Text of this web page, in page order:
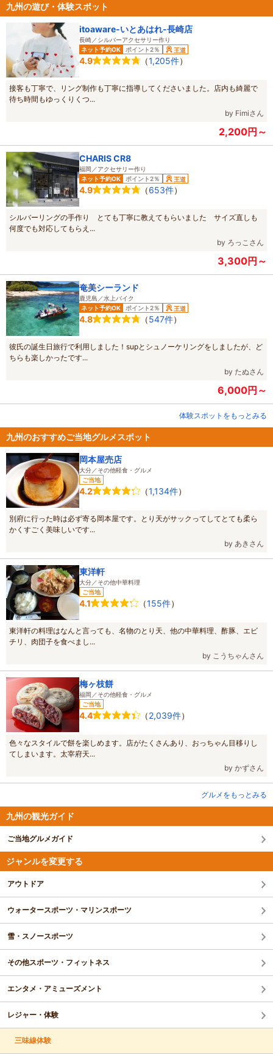
九州の遊び・体験スポット
itoaware-いとあはれ-長崎店
長崎／シルバーアクセサリー作り
ネット予約OK
ポイント2％ 王道
4.9 （1,205件）
接客も丁寧で、リング制作も丁寧に指導してくださいました。店内も綺麗で
待ち時間もゆっくりくつ...
by Fimiさん
2,200円～
CHARIS CR8
福岡／アクセサリー作り
ネット予約OK
ポイント2％ 王道
4.9 （653件）
シルバーリングの手作り とても丁寧に教えてもらいました サイズ直しも
何度でも対応してもらえ...
by ろっこさん
3,300円～
奄美シーランド
鹿児島／水上バイク
ネット予約OK
ポイント2％ 王道
4.8 （547件）
彼氏の誕生日旅行で利用しました！supとシュノーケリングをしましたが、ど
ちらも楽しかったです...
by たぬさん
6,000円～
体験スポットをもっとみる
九州のおすすめご当地グルメスポット
岡本屋売店
大分／その他軽食・グルメ
ご当地
4.2 （1,134件）
別府に行った時は必ず寄る岡本屋です。とり天がサックってしてとても柔ら
かくすごく美味しいです...
by あきさん
東洋軒
大分／その他中華料理
ご当地
4.1 （155件）
東洋軒の料理はなんと言っても、名物のとり天、他の中華料理、酢豚、エビ
チリ、肉団子を食べまし...
by こうちゃんさん
梅ヶ枝餅
福岡／その他軽食・グルメ
ご当地
4.4 （2,039件）
色々なスタイルで餅を楽しめます。店がたくさんあり、おっちゃん目移りし
てしまいます。太宰府天...
by かずさん
グルメをもっとみる
九州の観光ガイド
ご当地グルメガイド
ジャンルを変更する
アウトドア
ウォータースポーツ・マリンスポーツ
雪・スノースポーツ
その他スポーツ・フィットネス
エンタメ・アミューズメント
レジャー・体験
三味線体験